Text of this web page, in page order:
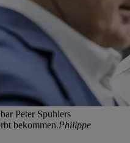
Peter Spuhlers
bekommen.Philippe